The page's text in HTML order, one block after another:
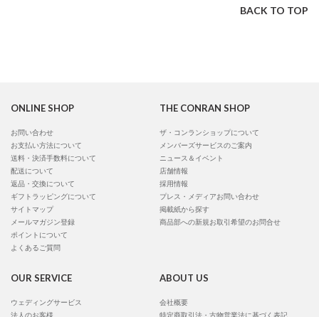
BACK TO TOP
ONLINE SHOP
お問い合わせ
お支払い方法について
送料・決済手数料について
配送について
返品・交換について
ギフトラッピングについて
サイトマップ
メールマガジン登録
ポイントについて
よくあるご質問
THE CONRAN SHOP
ザ・コンランショップについて
メンバーズサービスのご案内
ニュース＆イベント
店舗情報
採用情報
プレス・メディアお問い合わせ
掲載紙から探す
商品部への新規お取引希望のお問合せ
OUR SERVICE
ウェディングサービス
法人のお客様
ABOUT US
会社概要
特定商取引法・古物営業法に基づく表記